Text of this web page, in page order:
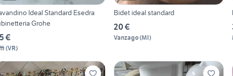
Ideal Standard Esedra
Grohe
€
(VR)
Bidet ideal standard
20 €
Vanzago(MI)